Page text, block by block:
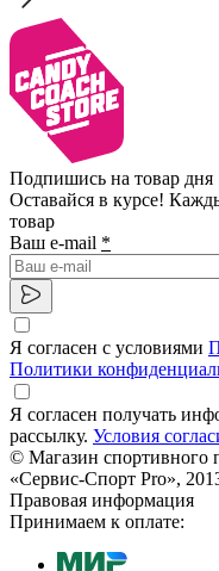
Подпишись на товар дня
Оставайся в курсе!
товар
Ваш e-mail *
Я согласен с условиями
Политики
Я согласен получать
рассылку. Условия
© Магазин спортивного
«Сервис-Спорт Pro»,
Правовая информация
Принимаем к оплате: